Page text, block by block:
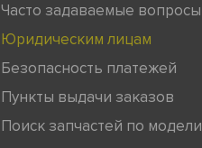
Часто задаваемые вопросы
Юридическим лицам
Безопасность платежей
Пункты выдачи заказов
Поиск запчастей по модели